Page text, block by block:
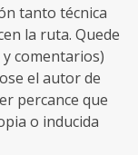
tanto técnica
la ruta. Quede
comentarios)
el autor de
percance que
o inducida